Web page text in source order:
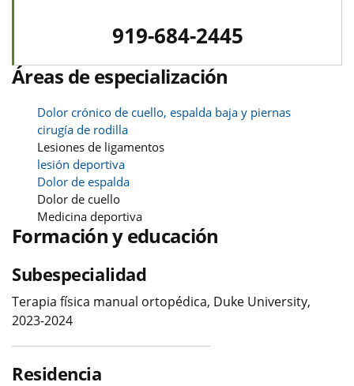
919-684-2445
Áreas de especialización
Dolor crónico de cuello, espalda baja y piernas
cirugía de rodilla
Lesiones de ligamentos
lesión deportiva
Dolor de espalda
Dolor de cuello
Medicina deportiva
Formación y educación
Subespecialidad
Terapia física manual ortopédica, Duke University,
2023-2024
Residencia